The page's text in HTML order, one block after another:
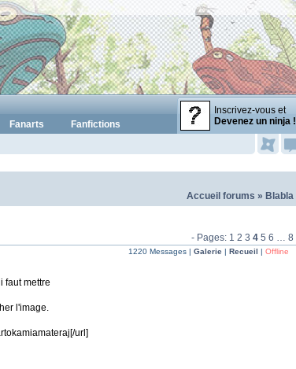
Inscrivez-vous et
Devenez un ninja !
Fanarts
Fanfictions
Accueil forums » Blabla
- Pages: 1 2 3 4 5 6 … 8
1220 Messages | Galerie | Recueil | Offline
faut mettre
l'image.
url]